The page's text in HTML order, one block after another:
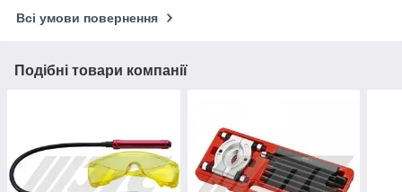
Всі умови повернення
Подібні товари компанії